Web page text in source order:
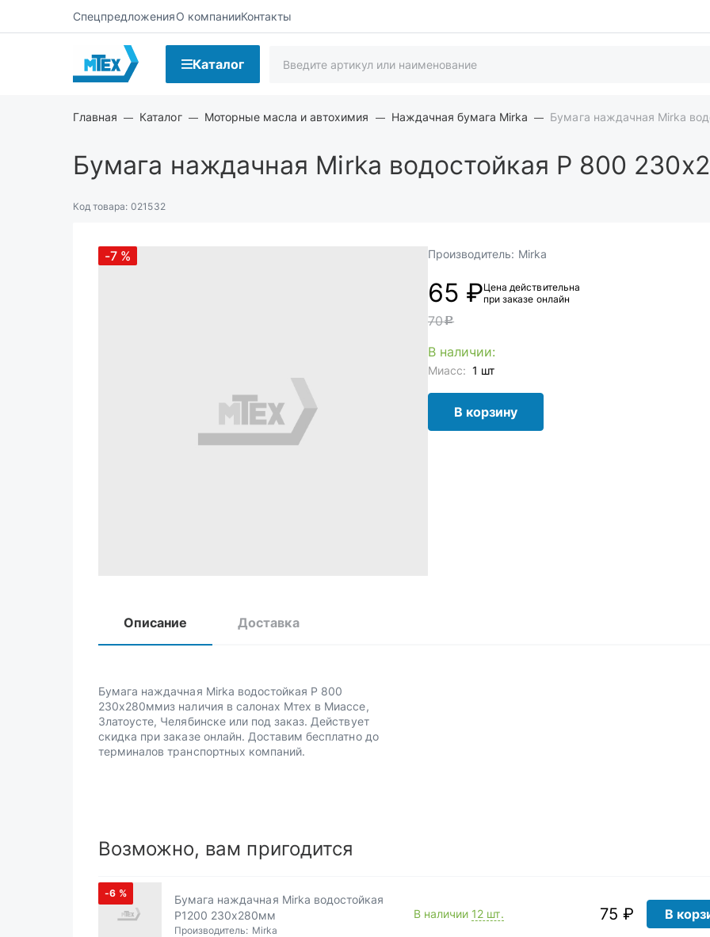
СпецпредложенияО компанииКонтакты
Каталог
Главная Каталог Моторные масла и автохимия Наждачная бумага Mirka Бумага наждачная Mirka
Бумага наждачная Mirka водостойкая Р 800
Код товара: 021532
-7 % Производитель: Mirka
65 ₽Цена действительна
при заказе онлайн
70c
В наличии:
Миасс: 1 шт
В корзину
Описание Доставка
Бумага наждачная Mirka водостойкая Р 800
230х280ммиз наличия в салонах Мтех в Миассе,
Златоусте, Челябинске или под заказ. Действует
скидка при заказе онлайн. Доставим бесплатно до
терминалов транспортных компаний.
Возможно, вам пригодится
-6 %
Бумага наждачная Mirka водостойкая
Р1200 230х280мм
Производитель: Mirka
В наличии 12 шт. 75 ₽ В